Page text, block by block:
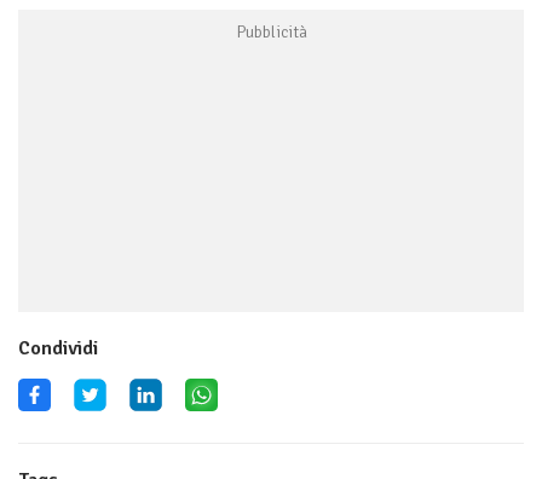
Condividi